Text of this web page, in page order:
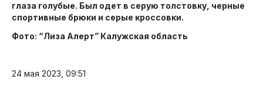
глаза голубые. Был одет в серую толстовку, черные
спортивные брюки и серые кроссовки.
Фото: “Лиза Алерт” Калужская область
24 мая 2023, 09:51